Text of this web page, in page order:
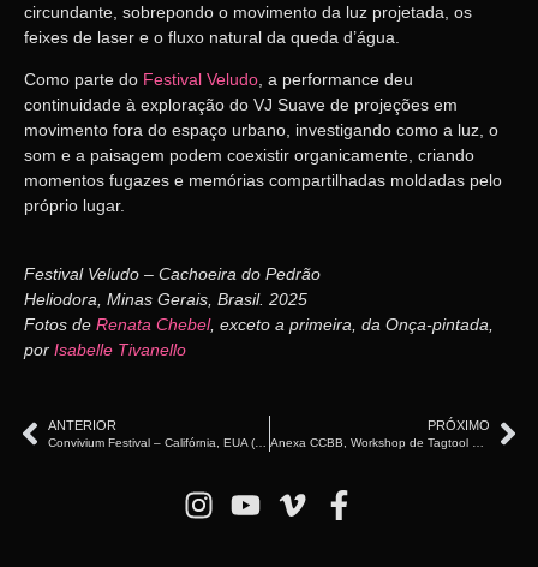
circundante, sobrepondo o movimento da luz projetada, os
feixes de laser e o fluxo natural da queda d’água.
Como parte do Festival Veludo , a performance deu
continuidade à exploração do VJ Suave de projeções em
movimento fora do espaço urbano , investigando como a luz, o
som e a paisagem podem coexistir organicamente , criando
momentos fugazes e memórias compartilhadas moldadas pelo
próprio lugar.
Festival Veludo – Cachoeira do Pedrão
Heliodora, Minas Gerais, Brasil. 2025
Fotos de Renata Chebel, exceto a primeira, da Onça-pintada,
por Isabelle Tivanello
ANTERIOR PRÓXIMO